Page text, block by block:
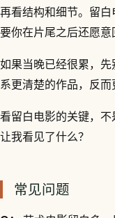
再看结构和细节。留
要你在片尾之后还愿意
如果当晚已经很累，
系更清楚的作品，反而
看留白电影的关键，
让我看见了什么？
常见问题